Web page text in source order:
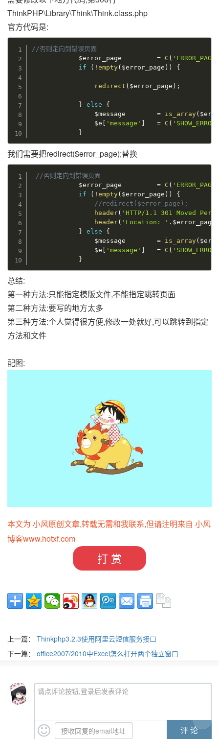
ThinkPHP\Library\Think\Think.class.php
官方代码是:
//否则定向到错误页面
$error_page
= C (
if
( !empty( $error_page ) ) {
redirect ( $error_page ) ;
} else
{
$message
= is_array(
$e [ 'message' ] = C (
}
我们需要把redirect($error_page);替换
//否则定向到错误页面
$error_page
= C (
if
( !empty( $error_page ) )
{
//redirect($error_page);
header( 'HTTP/1.1 301 Moved
header( 'Location: ' . $error_page
}
else
{
$message
= is_array(
$e [ 'message' ] = C (
}
总结:
第一种方法:只能指定模版文件,不能指定跳转页面
第二种方法:要写的地方太多
第三种方法:个人觉得很方便,修改一处就好,可以跳转到指定
方法和文件
配图:
本文为 小风原创文章,转载无需和我联系,但请注明来自 小风
博客www.hotxf.com
打 赏
上一篇： Thinkphp3.2.3使用阿里云短信服务接口
下一篇： office2007/2010中Excel怎么打开两个独立窗口
请点评论按钮,登录后发表评论